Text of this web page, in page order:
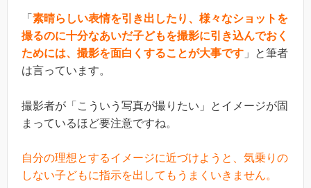
「 素晴らしい表情を引き出したり、様々なショットを
撮るのに十分なあいだ子どもを撮影に引き込んでおく
ためには、撮影を面白くすることが大事です 」と筆者
は言っています。
撮影者が「こういう写真が撮りたい」とイメージが固
まっているほど要注意ですね。
自分の理想とするイメージに近づけようと、気乗りの
しない子どもに指示を出してもうまくいきません。